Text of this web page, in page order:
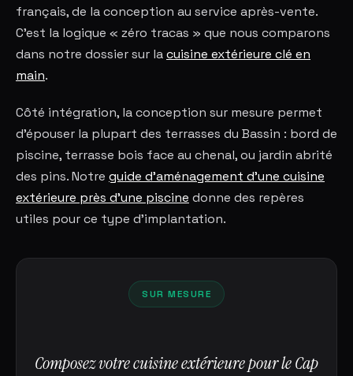
français, de la conception au service après-vente.
C'est la logique « zéro tracas » que nous comparons
dans notre dossier sur lacuisine extérieure clé en
main.
Côté intégration, la conception sur mesure permet
d'épouser la plupart des terrasses du Bassin : bord de
piscine, terrasse bois face au chenal, ou jardin abrité
des pins. Notre guide d'aménagement d'une cuisine
extérieure près d'une piscine donne des repères
utiles pour ce type d'implantation.
SUR MESURE
Composez votre cuisine extérieure pour le Cap